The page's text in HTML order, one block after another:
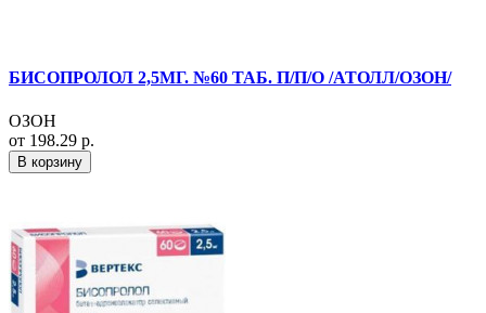
БИСОПРОЛОЛ 2,5МГ. №60 ТАБ. П/П/О /АТОЛЛ/ОЗОН/
ОЗОН
от 198.29 р.
В корзину